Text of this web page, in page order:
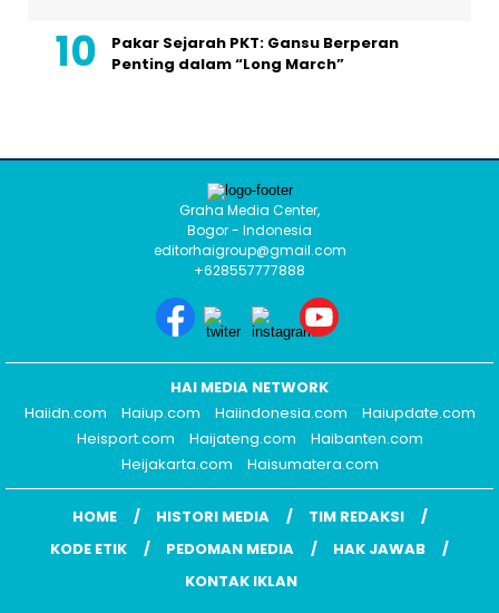
Pakar Sejarah PKT: Gansu Berperan
Penting dalam “Long March”
Graha Media Center,
Bogor - Indonesia
editorhaigroup@gmail.com
+628557777888
HAI MEDIA NETWORK
Haiidn.com
Haiup.com Haiindonesia.com
Haiupdate.com
Heisport.com
Haijateng.com
Haibanten.com
Heijakarta.com
Haisumatera.com
HOME HISTORI MEDIA
TIM REDAKSI
KODE ETIK
PEDOMAN MEDIA
HAK JAWAB
KONTAK IKLAN